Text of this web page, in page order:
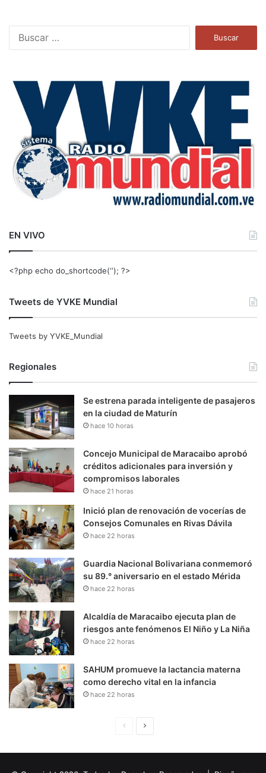
a
EN VIVO
<?php echo do_shortcode(‘‘); ?>
Tweets de YVKE Mundial
Tweets by YVKE_Mundial
Regionales
Se estrena parada inteligente de pasajeros
en la ciudad de Maturín
hace 10 horas
Concejo Municipal de Maracaibo aprobó
créditos adicionales para inversión y
compromisos laborales
hace 21 horas
Inició plan de renovación de vocerías de
Consejos Comunales en Rivas Dávila
hace 22 horas
Guardia Nacional Bolivariana conmemoró
su 89.° aniversario en el estado Mérida
hace 22 horas
Alcaldía de Maracaibo ejecuta plan de
riesgos ante fenómenos El Niño y La Niña
hace 22 horas
SAHUM promueve la lactancia materna
como derecho vital en la infancia
hace 22 horas